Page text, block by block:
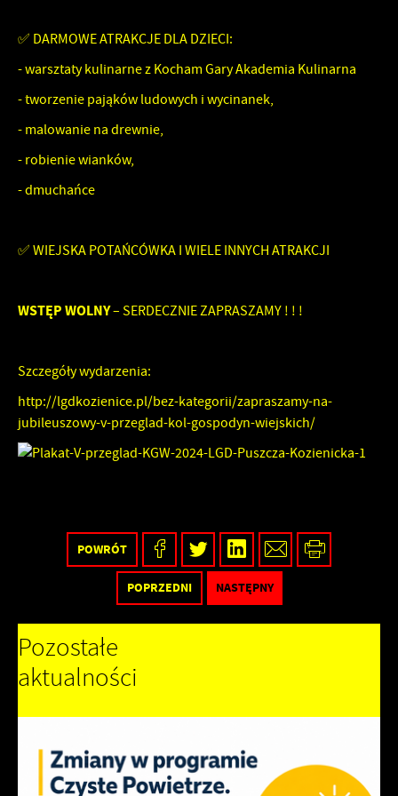
✅ DARMOWE ATRAKCJE DLA DZIECI:
- warsztaty kulinarne z Kocham Gary Akademia Kulinarna
- tworzenie pająków ludowych i wycinanek,
- malowanie na drewnie,
- robienie wianków,
- dmuchańce
✅ WIEJSKA POTAŃCÓWKA I WIELE INNYCH ATRAKCJI
WSTĘP WOLNY– SERDECZNIE ZAPRASZAMY ! ! !
Szczegóły wydarzenia:
http://lgdkozienice.pl/bez-kategorii/zapraszamy-na-
jubileuszowy-v-przeglad-kol-gospodyn-wiejskich/
POWRÓT
POPRZEDNI NASTĘPNY
Pozostałe
aktualności
Firmy te działają w charakterze pośredników prezentujących nasze
społecznościowych.